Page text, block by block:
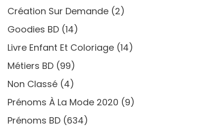
Création Sur Demande (2)
Goodies BD (14)
Livre Enfant Et Coloriage (14)
Métiers BD (99)
Non Classé (4)
Prénoms À La Mode 2020 (9)
Prénoms BD (634)